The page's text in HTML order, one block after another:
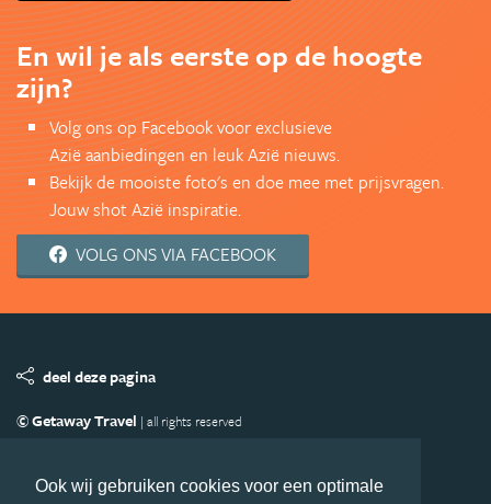
Ook wij gebruiken cookies voor een optimale
En wil je als eerste op de hoogte
zijn?
Volg ons op Facebook voor exclusieve
Azië aanbiedingen en leuk Azië nieuws.
Bekijk de mooiste foto's en doe mee met prijsvragen.
Jouw shot Azië inspiratie.
VOLG ONS VIA FACEBOOK
deel deze pagina
© Getaway Travel | all rights reserved
Copyright
Privacy statement Disclaimer Cookies